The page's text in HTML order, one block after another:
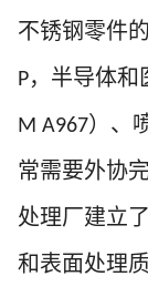
不锈钢零件
P，半导体和
M A967）、
常需要外协
处理厂建立
和表面处理